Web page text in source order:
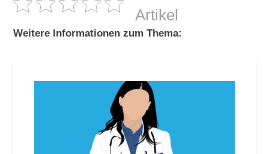
Artikel
Weitere Informationen zum Thema: